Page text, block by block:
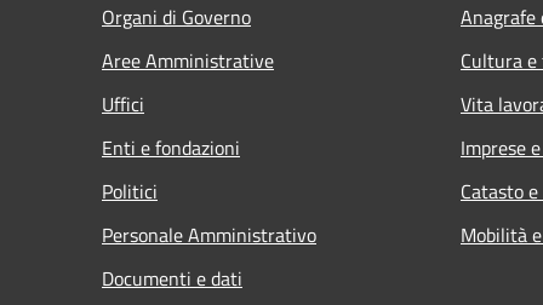
Organi di Governo
Aree Amministrative
Uffici
Enti e fondazioni
Politici
Personale Amministrativo
Documenti e dati
Cultura
Vita
Imprese
Catasto
Mobilità